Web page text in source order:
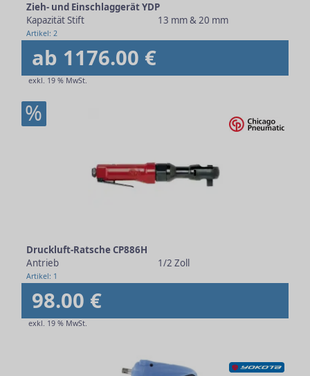
Zieh- und Einschlaggerät YDP
Kapazität Stift
13 mm & 20 mm
Artikel: 2
ab 1176.00 €
exkl. 19 % MwSt.
%
Druckluft-Ratsche CP886H
Antrieb
1/2 Zoll
Artikel: 1
98.00 €
exkl. 19 % MwSt.